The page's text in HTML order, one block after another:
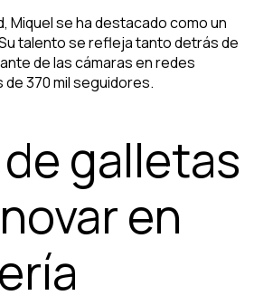
Miquel se ha destacado como un
talento se refleja tanto detrás de
de las cámaras en redes
370 mil seguidores.
galletas
en